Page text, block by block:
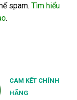
spam. Tìm hiểu
.
CAM KẾT CHÍNH
HÃNG